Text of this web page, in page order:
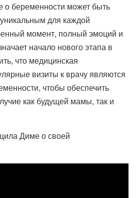
о беременности может быть
для каждой
момент, полный эмоций и
начало нового этапа в
что медицинская
визиты к врачу являются
чтобы обеспечить
как будущей мамы, так и
Диме о своей